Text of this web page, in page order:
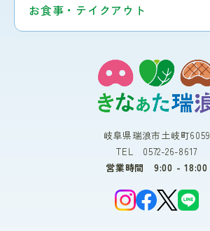
お食事・テイクアウト
岐阜県瑞浪市土岐町6059
TEL 0572-26-8617
営業時間 9:00 - 18:00